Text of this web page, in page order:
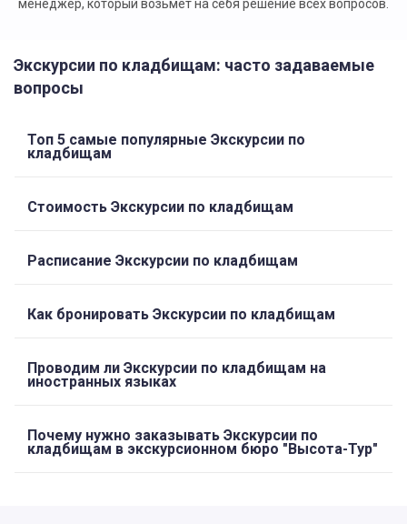
менеджер, который возьмет на себя решение всех вопросов.
Экскурсии по кладбищам: часто задаваемые
вопросы
Топ 5 самые популярные Экскурсии по
кладбищам
Стоимость Экскурсии по кладбищам
Расписание Экскурсии по кладбищам
Как бронировать Экскурсии по кладбищам
Проводим ли Экскурсии по кладбищам на
иностранных языках
Почему нужно заказывать Экскурсии по
кладбищам в экскурсионном бюро "Высота-Тур"